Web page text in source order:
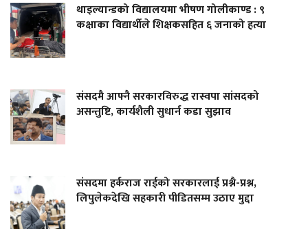
थाइल्यान्डको विद्यालयमा भीषण गोलीकाण्ड : ९
कक्षाका विद्यार्थीले शिक्षकसहित ६ जनाको हत्या
संसदमै आफ्नै सरकारविरुद्ध रास्वपा सांसदको
असन्तुष्टि, कार्यशैली सुधार्न कडा सुझाव
संसदमा हर्कराज राईको सरकारलाई प्रश्नै-प्रश्न,
लिपुलेकदेखि सहकारी पीडितसम्म उठाए मुद्दा